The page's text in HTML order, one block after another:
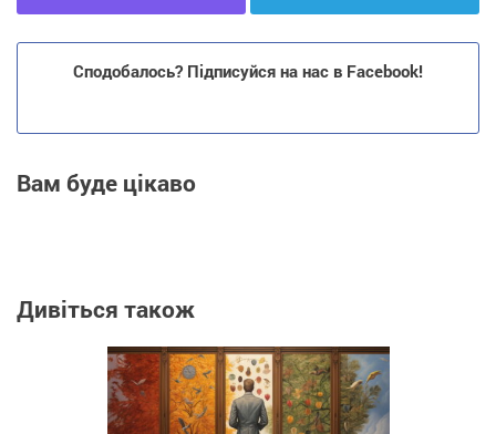
Сподобалось? Підписуйся на нас в Facebook!
Вам буде цікаво
Дивіться також